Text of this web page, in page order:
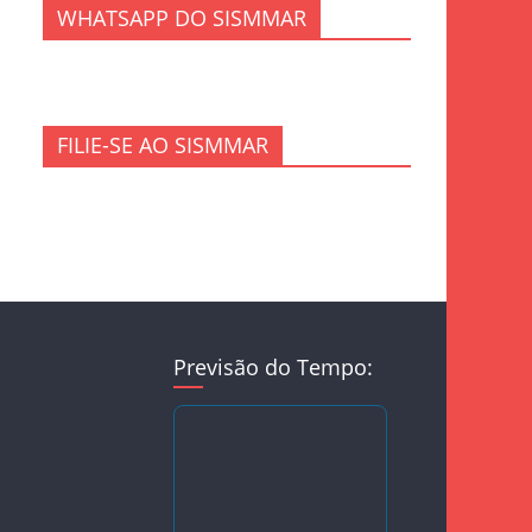
WHATSAPP DO SISMMAR
FILIE-SE AO SISMMAR
Previsão do Tempo: